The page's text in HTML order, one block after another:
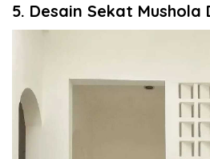
5. Desain Sekat Mushola